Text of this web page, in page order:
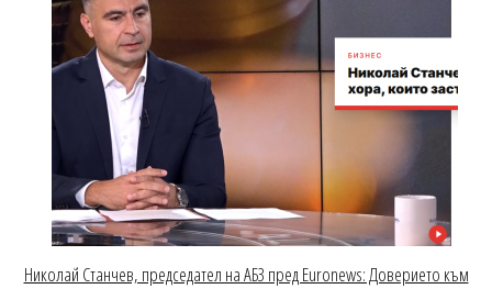
Николай Станчев, председател на АБЗ пред Euronews: Доверието към